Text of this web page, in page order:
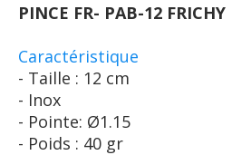
PINCE FR- PAB-12 FRICHY
Caractéristique
- Taille : 12 cm
- Inox
- Pointe: Ø1.15
- Poids : 40 gr